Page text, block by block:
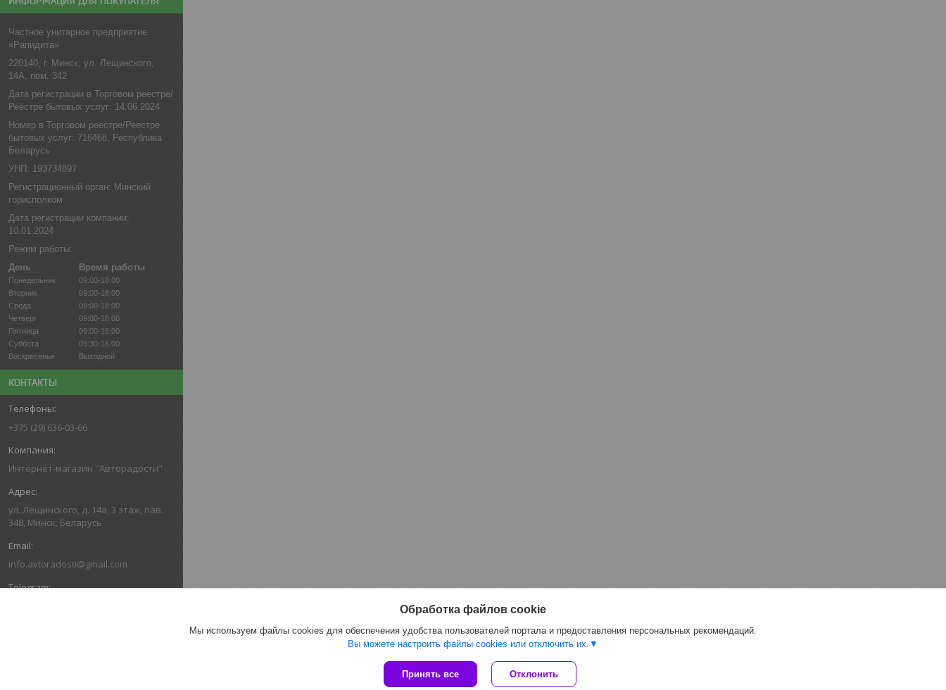
Частное унитарное предприятие
«Рапидита»
220140, г. Минск, ул. Лещинского,
14А, пом. 342
Дата регистрации в Торговом реестре/
Реестре бытовых услуг: 14.06.2024
Номер в Торговом реестре/Реестре
бытовых услуг: 716468, Республика
Беларусь
УНП: 193734897
Регистрационный орган: Минский
горисполком
Дата регистрации компании:
10.01.2024
Режим работы:
День
Время работы
Понедельник
09:00-18:00
Вторник
09:00-18:00
Среда
09:00-18:00
Четверг
09:00-18:00
Пятница
09:00-18:00
Суббота
09:30-16:00
Воскресенье
Выходной
КОНТАКТЫ
+375 (29) 636-03-66
Интернет-магазин "Авторадости"
ул. Лещинского, д. 14а, 3 этаж, пав.
348, Минск, Беларусь
info.avtoradosti@gmail.com
Обработка файлов cookie
Мы используем файлы cookies для обеспечения удобства пользователей портала и предоставления персональных рекомендаций.
Вы можете настроить файлы cookies или отключить их.
Принять все Отклонить